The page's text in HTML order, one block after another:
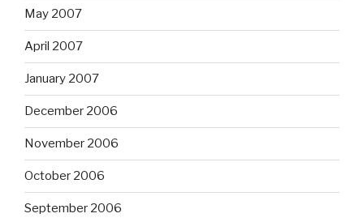
May 2007
April 2007
January 2007
December 2006
November 2006
October 2006
September 2006